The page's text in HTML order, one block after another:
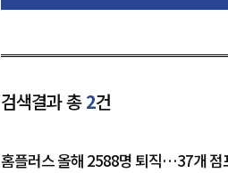
검색결과 총2건
홈플러스 올해 2588명 퇴직…37개 점